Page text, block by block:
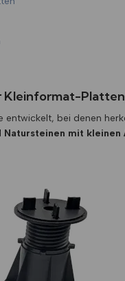
Kleinformat-Platten
entwickelt, bei denen
Natursteinen mit kleinen